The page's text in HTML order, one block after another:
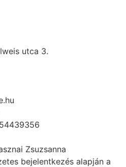
utca 3.
Zsuzsanna
bejelentkezés alapján a